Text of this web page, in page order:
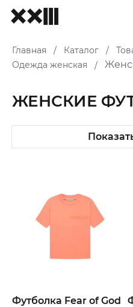
Главная / Каталог /
Одежда женская
/
ЖЕНСКИЕ
Футболка Fear of God